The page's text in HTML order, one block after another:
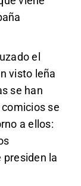
el
visto leña
se han
se
a ellos:
presiden la